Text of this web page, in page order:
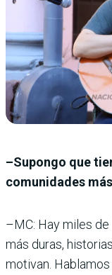
–Supongo que
comunidades
–MC: Hay miles
más duras,
motivan.